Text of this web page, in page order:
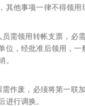
其他事项一律不得领用
需领用转帐支票，必
位，经批准后领用，一
。
作废，必须将第一联
进行调换。